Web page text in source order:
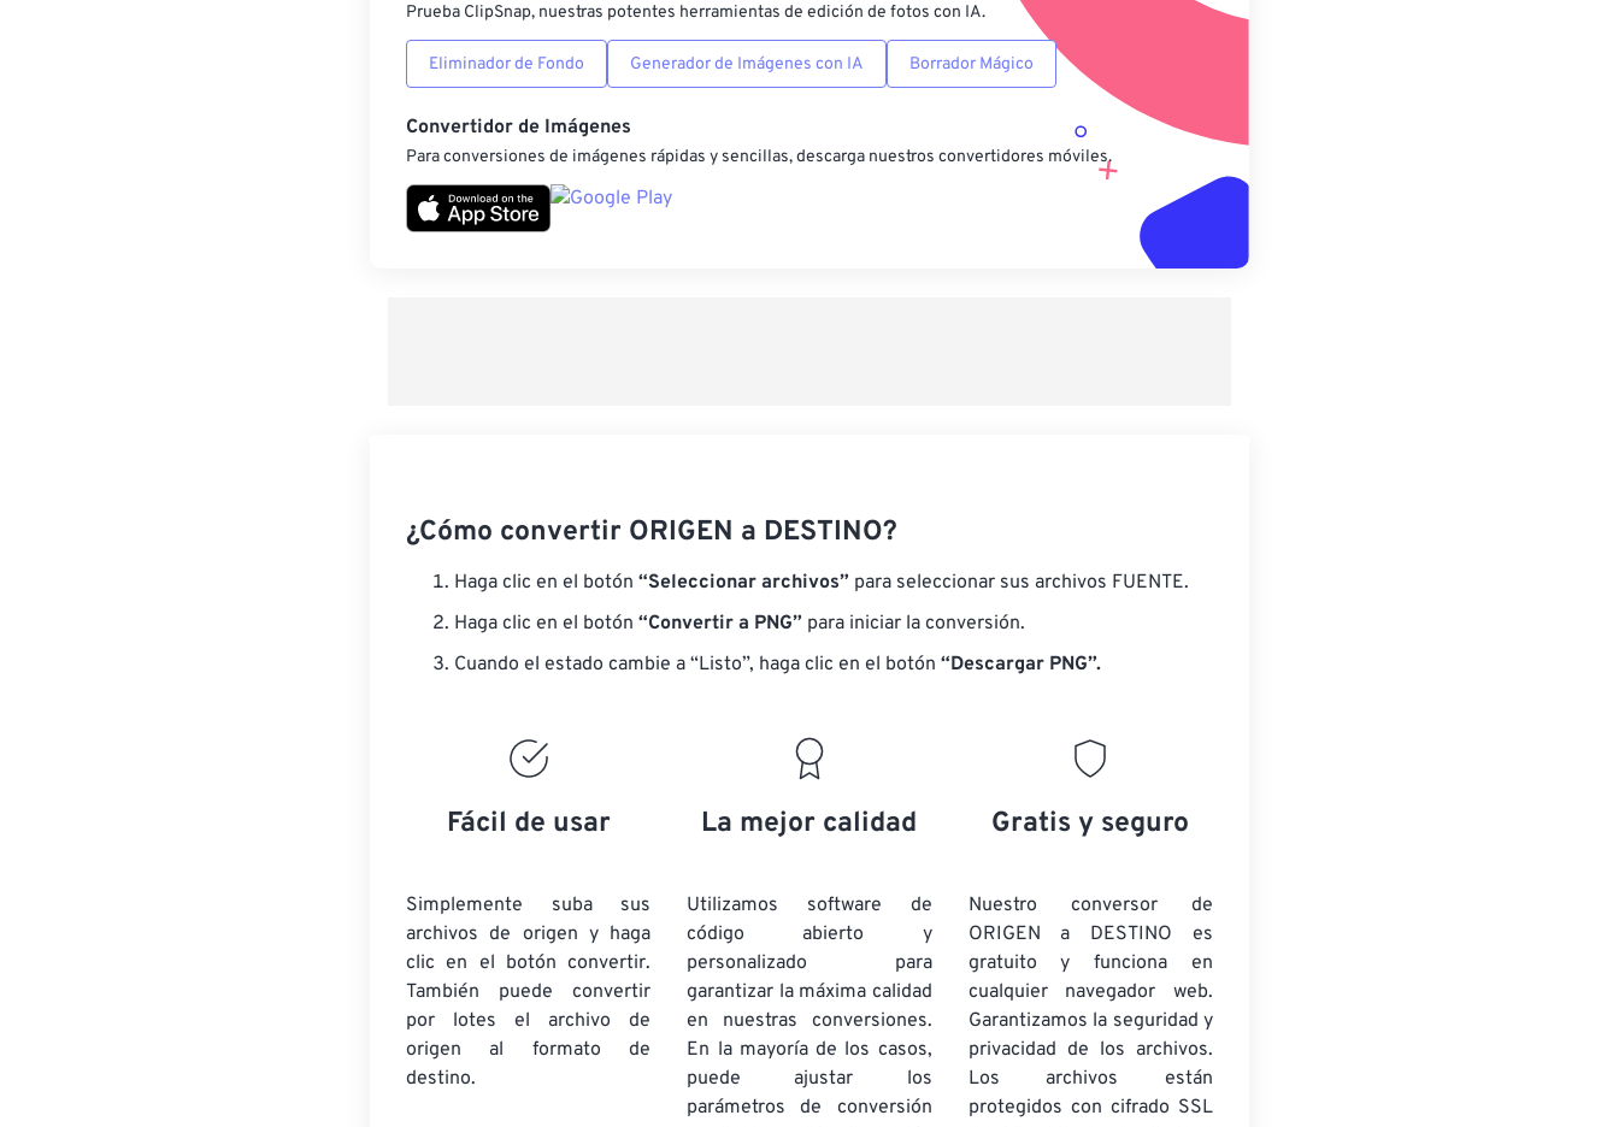
Prueba ClipSnap, nuestras potentes herramientas de edición de fotos con IA.
Eliminador de Fondo Generador de Imágenes con IA Borrador Mágico
Convertidor de Imágenes
Para conversiones de imágenes rápidas y sencillas, descarga nuestros convertidores móviles.
¿Cómo convertir ORIGEN a DESTINO?
Haga clic en el botón “Seleccionar archivos” para seleccionar sus archivos FUENTE.
Haga clic en el botón “Convertir a PNG” para iniciar la conversión.
Cuando el estado cambie a “Listo”, haga clic en el botón “Descargar PNG”.
Fácil de usar
Simplemente suba sus
archivos de origen y haga
clic en el botón convertir.
También puede convertir
por lotesel archivo de
origen al formato de
destino.
La mejor calidad
Utilizamos software de
código abierto y
personalizado para
garantizar la máxima calidad
en nuestras conversiones.
En la mayoría de los casos,
puede ajustar los
parámetros de conversión
Gratis y seguro
Nuestro conversor de
ORIGEN a DESTINO es
gratuito y funciona en
cualquier navegador web.
Garantizamos la seguridad y
privacidad de los archivos.
Los archivos están
protegidos con cifrado SSL